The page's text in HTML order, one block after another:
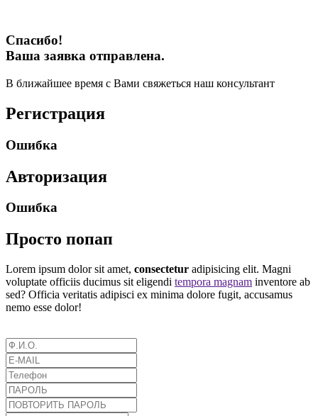
Спасибо!
Ваша заявка отправлена.
В ближайшее время с Вами свяжеться наш консультант
Регистрация
Ошибка
Авторизация
Ошибка
Просто попап
Lorem ipsum dolor sit amet, consectetur adipisicing elit. Magni
voluptate officiis ducimus sit eligendi tempora magnam inventore ab
sed? Officia veritatis adipisci ex minima dolore fugit, accusamus
nemo esse dolor!